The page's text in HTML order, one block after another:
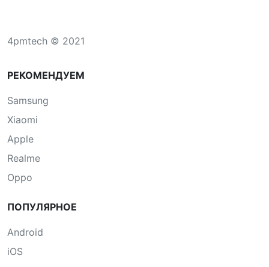
4pmtech © 2021
РЕКОМЕНДУЕМ
Samsung
Xiaomi
Apple
Realme
Oppo
ПОПУЛЯРНОЕ
Android
iOS